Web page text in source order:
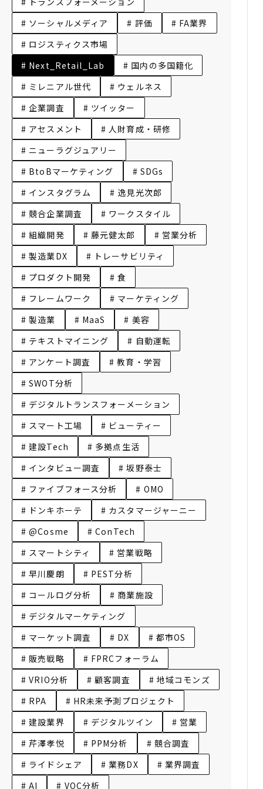
# ソーシャルメディア
# 評価
# FA業界
# ロジスティクス市場
# Next_Retail_Lab
# 国内の多国籍化
# ミレニアル世代
# ウェルネス
# 企業調査
# ツイッター
# アセスメント
# 人財育成・研修
# ニューラグジュアリー
# BtoBマーケティング
# SDGs
# インスタグラム
# 逸見光次郎
# 競合企業調査
# ワークスタイル
# 組織開発
# 藤元健太郎
# 営業分析
# 製造業DX
# トレーサビリティ
# プロダクト開発
# 食
# フレームワーク
# マーケティング
# 製造業
# MaaS
# 美容
# テキストマイニング
# 自動運転
# アンケート調査
# 教育・学習
# SWOT分析
# デジタルトランスフォーメーション
# スマート工場
# ビューティー
# 建設Tech
# 多拠点生活
# インタビュー調査
# 坂野泰士
# ファイブフォース分析
# OMO
# ドンキホーテ
# カスタマージャーニー
# @Cosme
# ConTech
# スマートシティ
# 営業戦略
# 早川慶朗
# PEST分析
# コールログ分析
# 商業施設
# デジタルマーケティング
# マーケット調査
# DX
# 都市OS
# 販売戦略
# FPRCフォーラム
# VRIO分析
# 顧客調査
# 地域コモンズ
# RPA
# HR未来予測プロジェクト
# 建設業界
# デジタルツイン
# 営業
# 芹澤孝悦
# PPM分析
# 競合調査
# ライドシェア
# 業務DX
# 業界調査
# AI
# VOC分析